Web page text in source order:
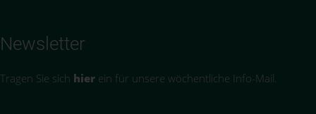
Newsletter
Tragen Sie sich hier ein für unsere wöchentliche Info-Mail.